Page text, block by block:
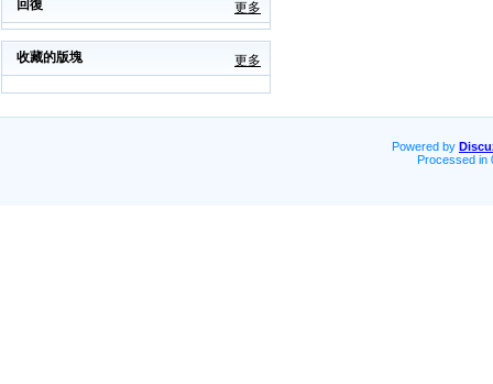
回復 更多
收藏的版塊 更多
Powered by
Processed in